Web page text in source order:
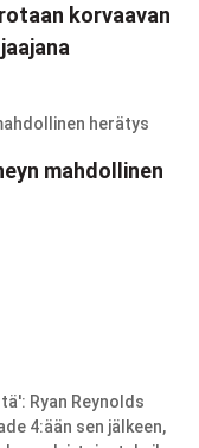
korvaavan
mahdollinen